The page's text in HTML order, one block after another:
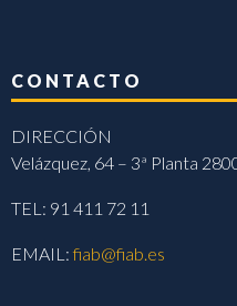
CONTACTO
DIRECCIÓN
Velázquez, 64 – 3ª Planta
TEL: 91 411 72 11
EMAIL:fiab@fiab.es